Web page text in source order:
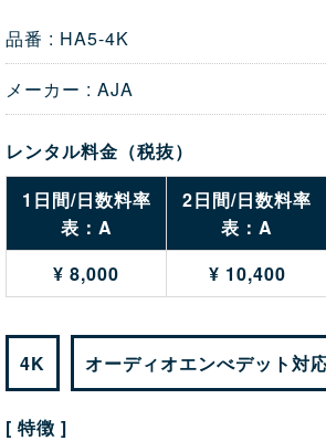
品番 : HA5-4K
メーカー : AJA
レンタル料金（税抜）
1日間/日数料率
表：A
2日間/日数料率
表：A
¥ 8,000
¥ 10,400
4K オーディオエンべデット対
[ 特徴 ]